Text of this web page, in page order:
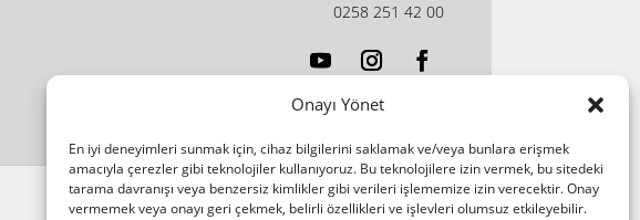
Onayı Yönet
En iyi deneyimleri sunmak için, cihaz bilgilerini saklamak ve/veya bunlara erişmek
amacıyla çerezler gibi teknolojiler kullanıyoruz. Bu teknolojilere izin vermek, bu sitedeki
tarama davranışı veya benzersiz kimlikler gibi verileri işlememize izin verecektir. Onay
vermemek veya onayı geri çekmek, belirli özellikleri ve işlevleri olumsuz etkileyebilir.
0258 251 42 00